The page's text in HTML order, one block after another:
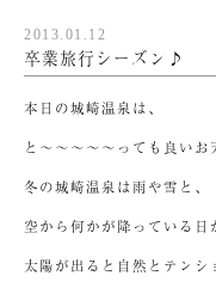
2013.01.12
卒業旅行シーズン♪
本日の城崎温泉は、
と～～～～～っても良いお
冬の城崎温泉は雨や雪と、
空から何かが降っている日
太陽が出ると自然とテン